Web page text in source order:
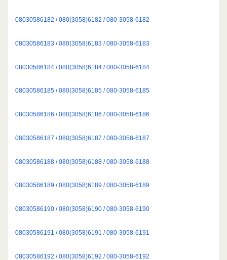
08030586182 / 080(3058)6182 / 080-3058-6182
08030586183 / 080(3058)6183 / 080-3058-6183
08030586184 / 080(3058)6184 / 080-3058-6184
08030586185 / 080(3058)6185 / 080-3058-6185
08030586186 / 080(3058)6186 / 080-3058-6186
08030586187 / 080(3058)6187 / 080-3058-6187
08030586188 / 080(3058)6188 / 080-3058-6188
08030586189 / 080(3058)6189 / 080-3058-6189
08030586190 / 080(3058)6190 / 080-3058-6190
08030586191 / 080(3058)6191 / 080-3058-6191
08030586192 / 080(3058)6192 / 080-3058-6192